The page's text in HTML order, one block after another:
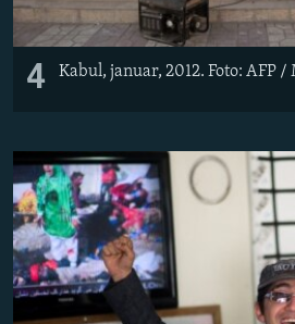
4 Kabul, januar, 2012. Foto: AFP